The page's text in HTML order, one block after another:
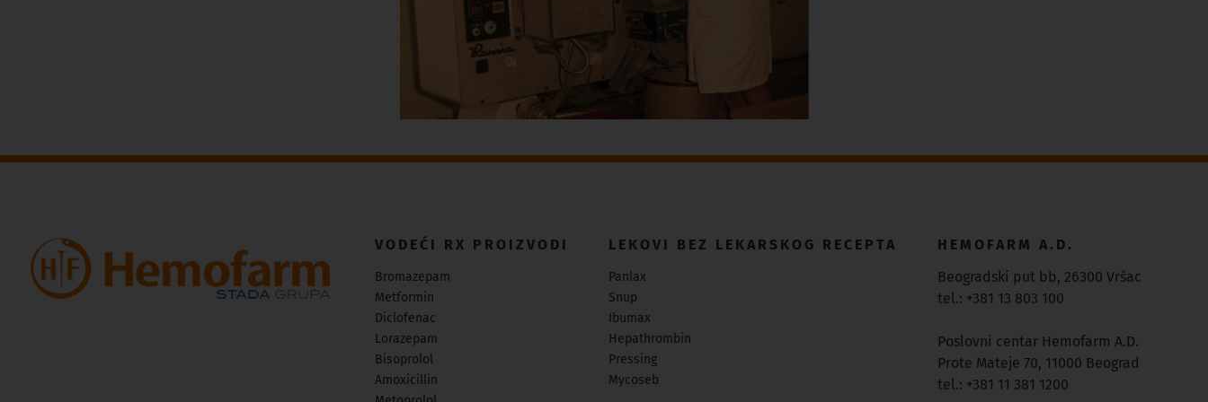
VODEĆI RX PROIZVODI
Bromazepam
Metformin
Diclofenac
Lorazepam
Bisoprolol
Amoxicillin
LEKOVI BEZ LEKARSKOG RECEPTA
Panlax
Snup
Ibumax
Hepathrombin
Pressing
Mycoseb
HEMOFARM A.D.
Beogradski put bb, 26300 Vršac
tel.: +381 13 803 100
Poslovni centar Hemofarm A.D.
Prote Mateje 70, 11000 Beograd
tel.: +381 11 381 1200